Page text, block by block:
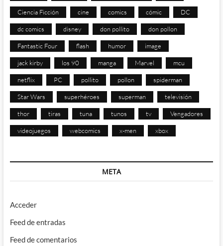
Ciencia Ficción cine comics cómic DC
dc comics disney don pollito don pollon
Fantastic Four flash humor image
jack kirby los 90 manga Marvel mcu
netflix PC pollito pollon spiderman
Star Wars superhéroes superman televisión
thor tiras tuna tunos tv Vengadores
videojuegos webcomics x-men xbox
META
Acceder
Feed de entradas
Feed de comentarios